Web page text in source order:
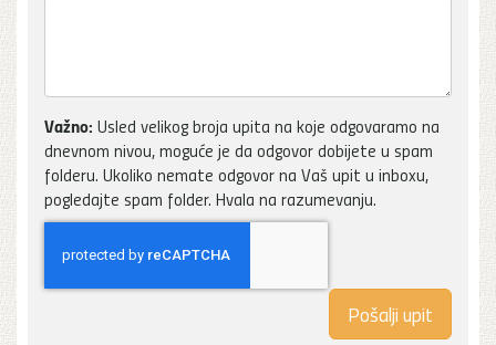
Važno: Usled velikog broja upita na koje odgovaramo na
dnevnom nivou, moguće je da odgovor dobijete u spam
folderu. Ukoliko nemate odgovor na Vaš upit u inboxu,
pogledajte spam folder. Hvala na razumevanju.